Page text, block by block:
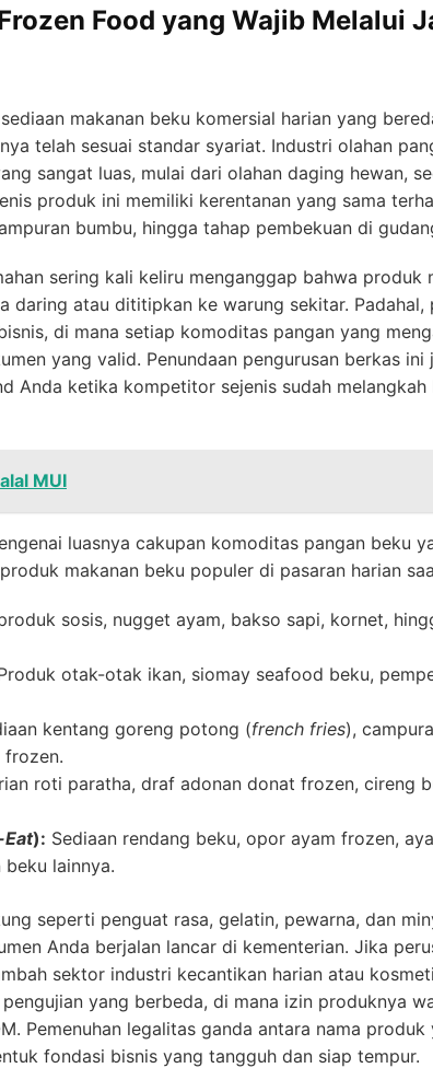
Food yang Wajib Melalui
makanan beku komersial harian yang
telah sesuai standar syariat. Industri olahan
sangat luas, mulai dari olahan daging hewan,
produk ini memiliki kerentanan yang sama
bumbu, hingga tahap pembekuan di
sering kali keliru menganggap bahwa produk
daring atau dititipkan ke warung sekitar. Padahal,
di mana setiap komoditas pangan yang
yang valid. Penundaan pengurusan berkas ini
Anda ketika kompetitor sejenis sudah melangkah
MUI
luasnya cakupan komoditas pangan beku
makanan beku populer di pasaran harian
sosis, nugget ayam, bakso sapi, kornet,
otak-otak ikan, siomay seafood beku,
kentang goreng potong (french fries),
roti paratha, draf adonan donat frozen, cireng
): Sediaan rendang beku, opor ayam frozen,
lainnya.
seperti penguat rasa, gelatin, pewarna, dan
Anda berjalan lancar di kementerian. Jika
sektor industri kecantikan harian atau
yang berbeda, di mana izin produknya
Pemenuhan legalitas ganda antara nama produk
fondasi bisnis yang tangguh dan siap tempur.